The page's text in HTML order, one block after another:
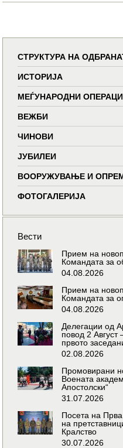
СТРУКТУРА НА
ИСТОРИЈА
МЕЃУНАРОДНИ
ВЕЖБИ
ЧИНОВИ
ЈУБИЛЕИ
ВООРУЖУВАЊЕ И
ФОТОГАЛЕРИЈА
Вести
Прием на
Командата за
04.08.2026
Прием на
Командата за
04.08.2026
Делегации од
повод 2 Август
првото
02.08.2026
Промовирани
Воената
Апостолски“
31.07.2026
Посета на
на
Кралство
30.07.2026